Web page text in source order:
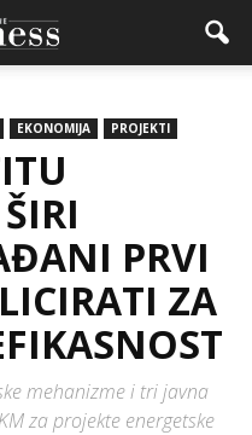
EKONOMIJA PROJEKTI
PRVI
ZA
mehanizme i tri javna
za projekte energetske